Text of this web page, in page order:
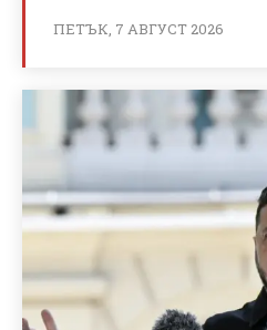
ПЕТЪК, 7 АВГУСТ 2026